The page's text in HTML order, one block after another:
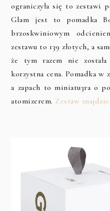
ograniczyła się to zestawi
Glam jest to pomadka
brzoskwiniowym
zestawu to 139 złotych, a
że tym razem nie
korzystna cena. Pomadka w
a zapach to miniatu3ra o
atomizerem. Zestaw